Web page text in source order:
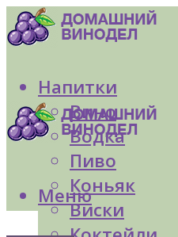
Напитки
Вино
Водка
Пиво
Коньяк
Виски
Меню